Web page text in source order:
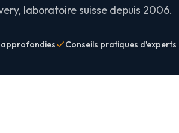
laboratoire suisse depuis 2006.
approfondies Conseils pratiques d'experts